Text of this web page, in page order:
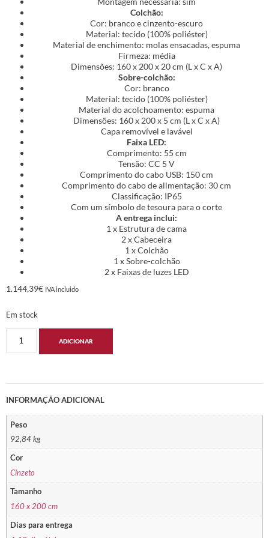
Colchão:
Cor: branco e cinzento-escuro
Material: tecido (100% poliéster)
Material de enchimento: molas ensacadas, espuma
Firmeza: média
Dimensões: 160 x 200 x 20 cm (L x C x A)
Sobre-colchão:
Cor: branco
Material: tecido (100% poliéster)
Material do acolchoamento: espuma
Dimensões: 160 x 200 x 5 cm (L x C x A)
Capa removível e lavável
Faixa LED:
Comprimento: 55 cm
Tensão: CC 5 V
Comprimento do cabo USB: 150 cm
Comprimento do cabo de alimentação: 30 cm
Classificação: IP65
Com um símbolo de tesoura para o corte
A entrega inclui:
1 x Estrutura de cama
2 x Cabeceira
1 x Colchão
1 x Sobre-colchão
2 x Faixas de luzes LED
1.144,39€ IVA incluido
Em stock
ADICIONAR
INFORMAÇÃO ADICIONAL
Peso
92,84 kg
Cor
Cinzeto
Tamanho
160 x 200 cm
Dias para entrega